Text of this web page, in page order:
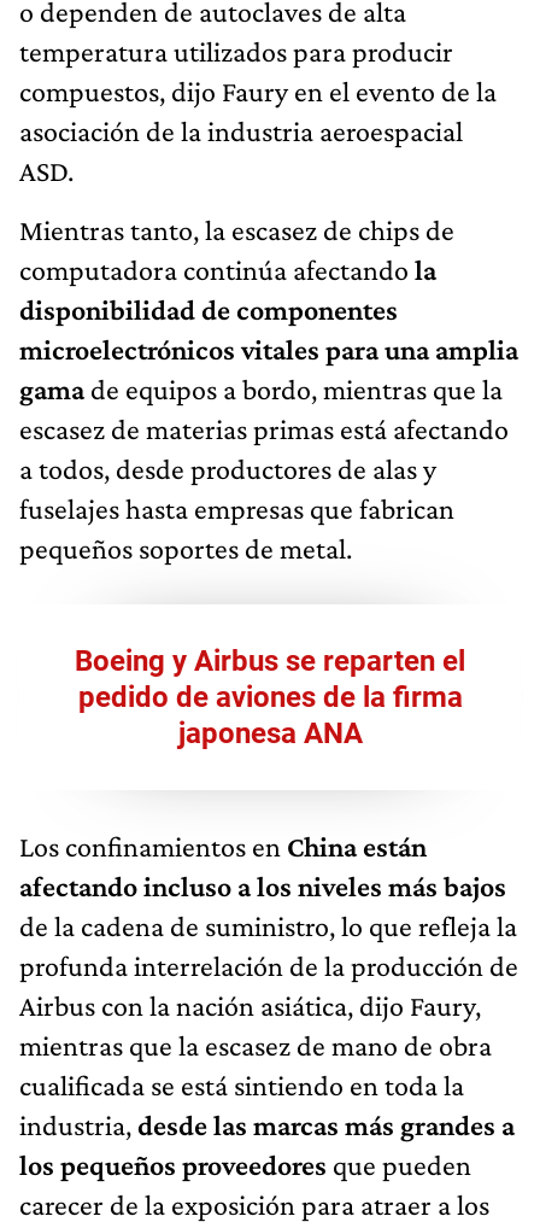
o dependen de autoclaves de alta
temperatura utilizados para producir
compuestos, dijo Faury en el evento de la
asociación de la industria aeroespacial
ASD.
Mientras tanto, la escasez de chips de
computadora continúa afectando la
disponibilidad de componentes
microelectrónicos vitales para una amplia
gamade equipos a bordo, mientras que la
escasez de materias primas está afectando
a todos, desde productores de alas y
fuselajes hasta empresas que fabrican
pequeños soportes de metal.
Boeing y Airbus se reparten el
pedido de aviones de la firma
japonesa ANA
Los confinamientos en China están
afectando incluso a los niveles más bajos
de la cadena de suministro, lo que refleja la
profunda interrelación de la producción de
Airbus con la nación asiática, dijo Faury,
mientras que la escasez de mano de obra
cualificada se está sintiendo en toda la
industria,desde las marcas más grandes a
los pequeños proveedores que pueden
carecer de la exposición para atraer a los